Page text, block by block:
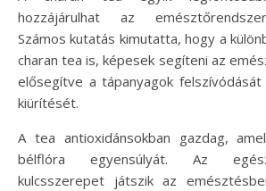
hozzájárulhat az
Számos kutatás kimutatta, hogy a
charan tea is, képesek segíteni az
elősegítve a tápanyagok felszívódását
kiürítését.
A tea antioxidánsokban gazdag,
bélflóra egyensúlyát. Az
kulcsszerepet játszik az